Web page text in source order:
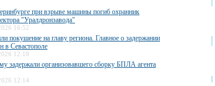
при взрыве машины погиб охранник
"Уралдронзавода"
16:52
покушение на главу региона. Главное о задержании
в Севастополе
12:18
задержали организовавшего сборку БПЛА агента
12:14